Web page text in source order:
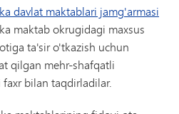
davlat maktablari jamg'armasi
maktab okrugidagi maxsus
ta'sir o'tkazish uchun
qilgan mehr-shafqatli
bilan taqdirladilar.